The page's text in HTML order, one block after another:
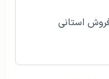
استانی